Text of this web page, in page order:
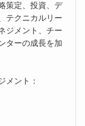
策定、投資、デ
テクニカルリー
ジメント、チー
ターの成長を加
メント：